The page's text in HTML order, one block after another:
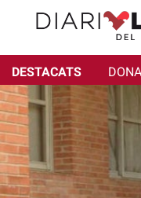
DESTACATS